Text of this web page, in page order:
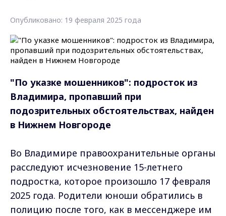
Опубликовано: 19 февраля 2025 года
"По указке мошенников": подросток из
Владимира, пропавший при
подозрительных обстоятельствах, найден
в Нижнем Новгороде
Во Владимире правоохранительные органы
расследуют исчезновение 15-летнего
подростка, которое произошло 17 февраля
2025 года. Родители юноши обратились в
полицию после того, как в мессенджере им